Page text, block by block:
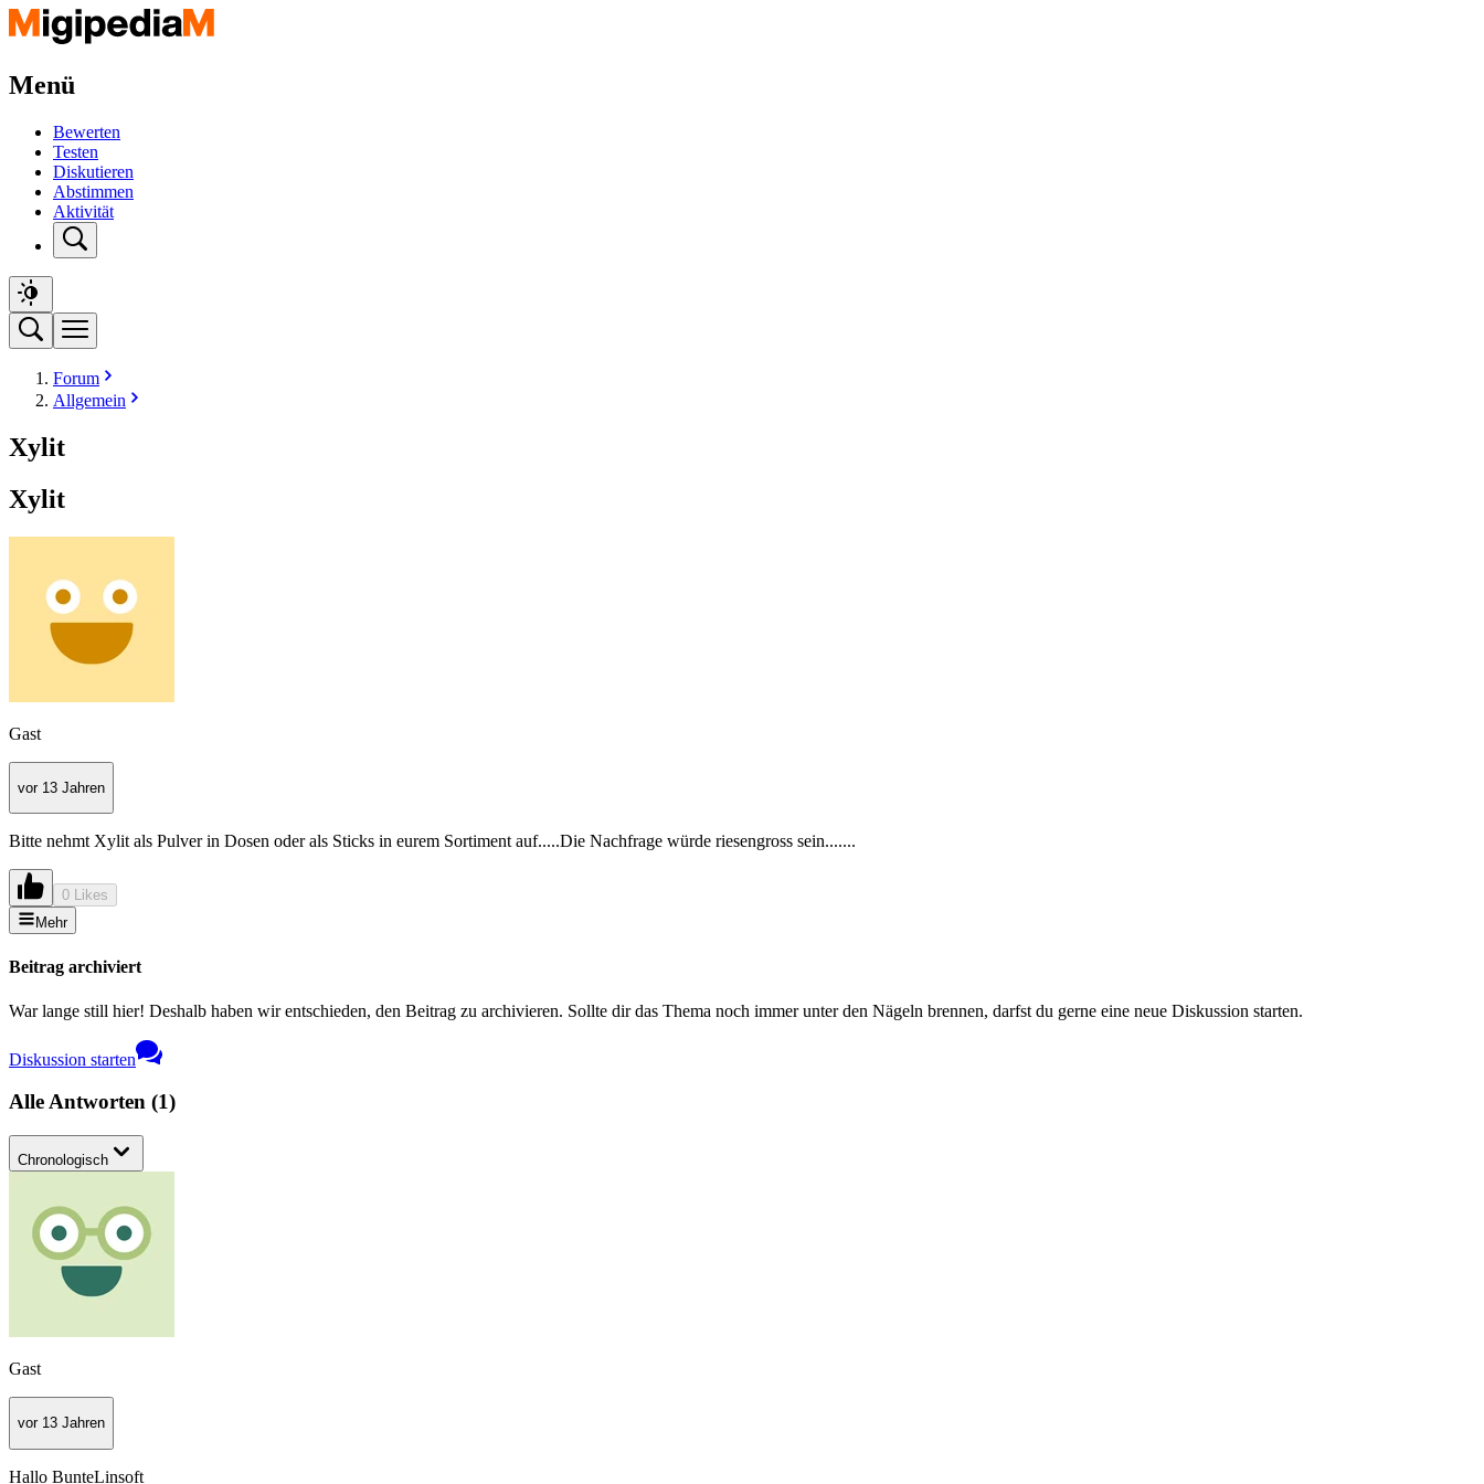
Menü
Bewerten
Testen
Diskutieren
Abstimmen
Aktivität
Forum
Allgemein
Xylit
Xylit
Gast
vor 13 Jahren
Bitte nehmt Xylit als Pulver in Dosen oder als Sticks in eurem Sortiment auf.....Die Nachfrage würde riesengross sein.......
0 Likes
Mehr
Beitrag archiviert
War lange still hier! Deshalb haben wir entschieden, den Beitrag zu archivieren. Sollte dir das Thema noch immer unter den Nägeln brennen, darfst du gerne eine neue Diskussion starten.
Diskussion starten
Alle Antworten (1)
Chronologisch
Gast
vor 13 Jahren
Hallo BunteLinsoft